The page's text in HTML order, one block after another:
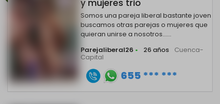
y mujeres trio
Somos una pareja liberal bastante joven
buscamos otras parejas o mujeres que
quieran unirse a nosotros......
Parejaliberal26 • 26 años Cuenca-
Capital
655 *** ***